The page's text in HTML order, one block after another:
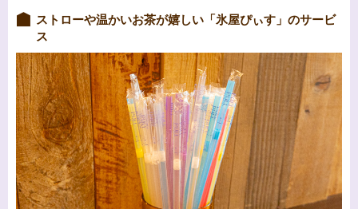
ストローや温かいお茶が嬉しい「氷屋ぴぃす」のサービ
ス